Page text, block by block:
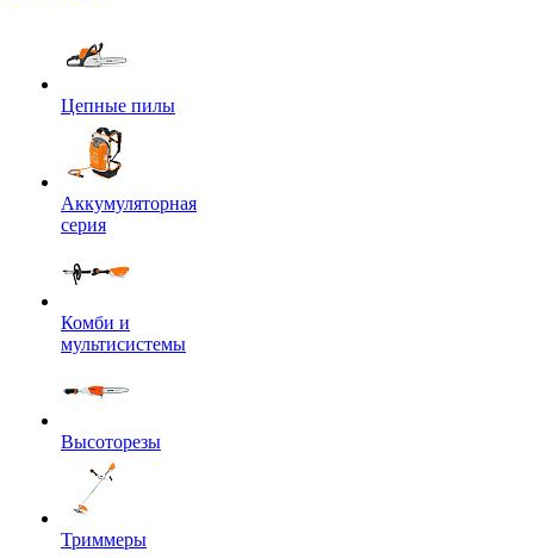
Цепные пилы
Аккумуляторная
серия
Комби и
мультисистемы
Высоторезы
Триммеры